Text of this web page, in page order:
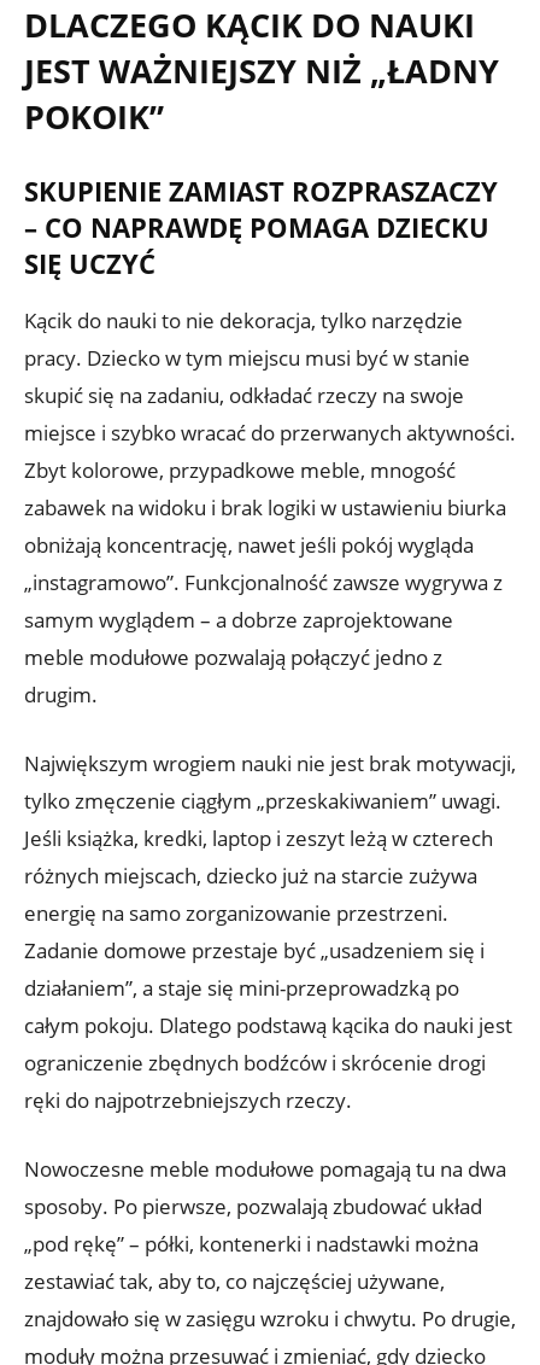
DLACZEGO KĄCIK DO NAUKI
JEST WAŻNIEJSZY NIŻ „ŁADNY
POKOIK”
SKUPIENIE ZAMIAST ROZPRASZACZY
– CO NAPRAWDĘ POMAGA DZIECKU
SIĘ UCZYĆ
Kącik do nauki to nie dekoracja, tylko narzędzie
pracy. Dziecko w tym miejscu musi być w stanie
skupić się na zadaniu, odkładać rzeczy na swoje
miejsce i szybko wracać do przerwanych aktywności.
Zbyt kolorowe, przypadkowe meble, mnogość
zabawek na widoku i brak logiki w ustawieniu biurka
obniżają koncentrację, nawet jeśli pokój wygląda
„instagramowo”. Funkcjonalność zawsze wygrywa z
samym wyglądem – a dobrze zaprojektowane
meble modułowe pozwalają połączyć jedno z
drugim.
Największym wrogiem nauki nie jest brak motywacji,
tylko zmęczenie ciągłym „przeskakiwaniem” uwagi.
Jeśli książka, kredki, laptop i zeszyt leżą w czterech
różnych miejscach, dziecko już na starcie zużywa
energię na samo zorganizowanie przestrzeni.
Zadanie domowe przestaje być „usadzeniem się i
działaniem”, a staje się mini-przeprowadzką po
całym pokoju. Dlatego podstawą kącika do nauki jest
ograniczenie zbędnych bodźców i skrócenie drogi
ręki do najpotrzebniejszych rzeczy.
Nowoczesne meble modułowe pomagają tu na dwa
sposoby. Po pierwsze, pozwalają zbudować układ
„pod rękę” – półki, kontenerki i nadstawki można
zestawiać tak, aby to, co najczęściej używane,
znajdowało się w zasięgu wzroku i chwytu. Po drugie,
moduły można przesuwać i zmieniać, gdy dziecko